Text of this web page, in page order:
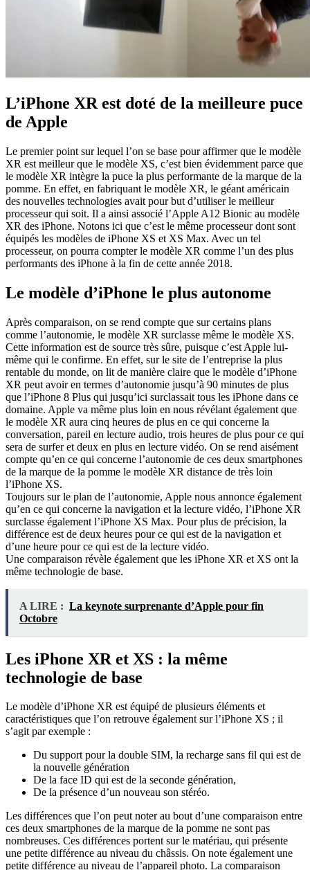
L’iPhone XR est doté de la meilleure puce
de Apple
Le premier point sur lequel l’on se base pour affirmer que le modèle
XR est meilleur que le modèle XS, c’est bien évidemment parce que
le modèle XR intègre la puce la plus performante de la marque de la
pomme. En effet, en fabriquant le modèle XR, le géant américain
des nouvelles technologies avait pour but d’utiliser le meilleur
processeur qui soit. Il a ainsi associé l’Apple A12 Bionic au modèle
XR des iPhone. Notons ici que c’est le même processeur dont sont
équipés les modèles de iPhone XS et XS Max. Avec un tel
processeur, on pourra compter le modèle XR comme l’un des plus
performants des iPhone à la fin de cette année 2018.
Le modèle d’iPhone le plus autonome
Après comparaison, on se rend compte que sur certains plans
comme l’autonomie, le modèle XR surclasse même le modèle XS.
Cette information est de source très sûre, puisque c’est Apple lui-
même qui le confirme. En effet, sur le site de l’entreprise la plus
rentable du monde, on lit de manière claire que le modèle d’iPhone
XR peut avoir en termes d’autonomie jusqu’à 90 minutes de plus
que l’iPhone 8 Plus qui jusqu’ici surclassait tous les iPhone dans ce
domaine. Apple va même plus loin en nous révélant également que
le modèle XR aura cinq heures de plus en ce qui concerne la
conversation, pareil en lecture audio, trois heures de plus pour ce qui
sera de surfer et deux en plus en lecture vidéo. On se rend aisément
compte qu’en ce qui concerne l’autonomie de ces deux smartphones
de la marque de la pomme le modèle XR distance de très loin
l’iPhone XS.
Toujours sur le plan de l’autonomie, Apple nous annonce également
qu’en ce qui concerne la navigation et la lecture vidéo, l’iPhone XR
surclasse également l’iPhone XS Max. Pour plus de précision, la
différence est de deux heures pour ce qui est de la navigation et
d’une heure pour ce qui est de la lecture vidéo.
Une comparaison révèle également que les iPhone XR et XS ont la
même technologie de base.
A LIRE : La keynote surprenante d’Apple pour fin
Octobre
Les iPhone XR et XS : la même
technologie de base
Le modèle d’iPhone XR est équipé de plusieurs éléments et
caractéristiques que l’on retrouve également sur l’iPhone XS ; il
s’agit par exemple :
Du support pour la double SIM, la recharge sans fil qui est de
la nouvelle génération
De la face ID qui est de la seconde génération,
De la présence d’un nouveau son stéréo.
Les différences que l’on peut noter au bout d’une comparaison entre
ces deux smartphones de la marque de la pomme ne sont pas
nombreuses. Ces différences portent sur le matériau, qui présente
une petite différence au niveau du châssis. On note également une
petite différence au niveau de l’appareil photo. La comparaison